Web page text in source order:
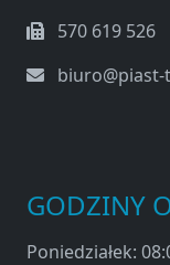
570 619 526
GODZINY
Poniedziałek: